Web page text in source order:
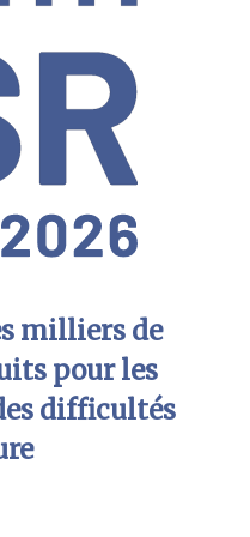
milliers de
pour les
difficultés